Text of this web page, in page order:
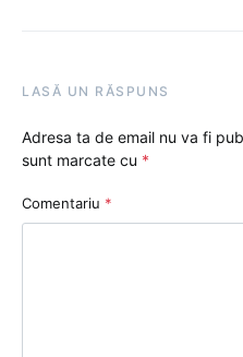
LASĂ UN RĂSPUNS
Adresa ta de email nu va fi
sunt marcate cu *
Comentariu *